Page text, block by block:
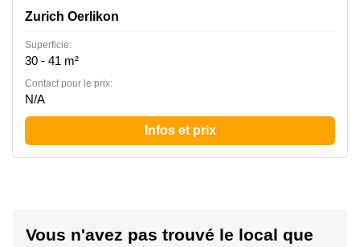
Zurich Oerlikon
Superficie:
30 - 41 m²
Contact pour le prix:
N/A
Infos et prix
Vous n'avez pas trouvé le local que